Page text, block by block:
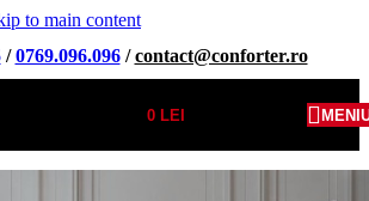
to main content
/0769.096.096/contact@conforter.ro
0LEI